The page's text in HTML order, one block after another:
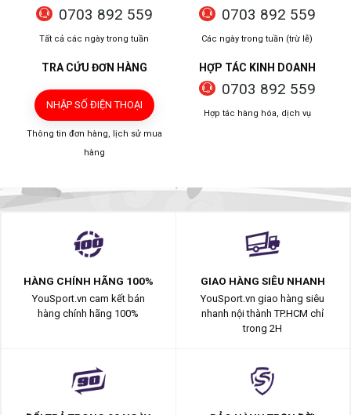
0703 892 559
Tất cả các ngày trong tuần
0703 892 559
Các ngày trong tuần (trừ lễ)
TRA CỨU ĐƠN HÀNG
NHẬP SỐ ĐIỆN THOẠI
Thông tin đơn hàng, lịch sử mua
hàng
HỢP TÁC KINH DOANH
0703 892 559
Hợp tác hàng hóa, dịch vụ
HÀNG CHÍNH HÃNG 100%
YouSport.vn cam kết bán
hàng chính hãng 100%
GIAO HÀNG SIÊU NHANH
YouSport.vn giao hàng siêu
nhanh nội thành TP.HCM chỉ
trong 2H